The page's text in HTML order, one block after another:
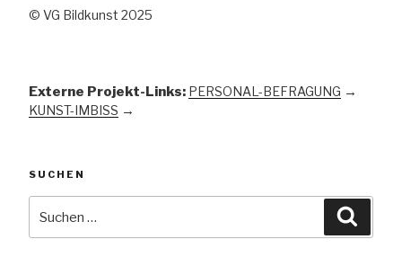
© VG Bildkunst 2025
Externe Projekt-Links: PERSONAL-BEFRAGUNG →
KUNST-IMBISS →
SUCHEN
nach: